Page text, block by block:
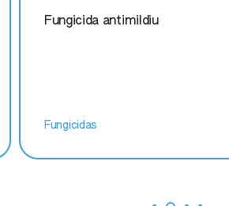
Fungicida antimildiu
Fungicidas